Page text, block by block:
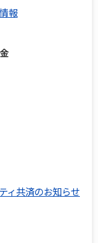
報
ィ共済のお知らせ